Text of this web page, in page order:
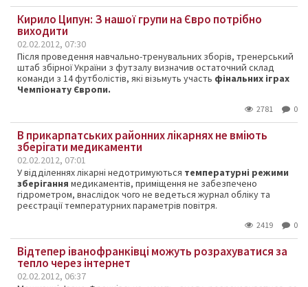
Кирило Ципун: З нашої групи на Євро потрібно
виходити
02.02.2012, 07:30
Після проведення навчально-тренувальних зборів, тренерський
штаб збірної України з футзалу визначив остаточний склад
команди з 14 футболістів, які візьмуть участь фінальних іграх
Чемпіонату Європи.
2781 0
В прикарпатських районних лікарнях не вміють
зберігати медикаменти
02.02.2012, 07:01
У відділеннях лікарні недотримуються температурні режими
зберігання медикаментів, приміщення не забезпечено
гідрометром, внаслідок чого не ведеться журнал обліку та
реєстрації температурних параметрів повітря.
2419 0
Відтепер іванофранківці можуть розрахуватися за
тепло через інтернет
02.02.2012, 06:37